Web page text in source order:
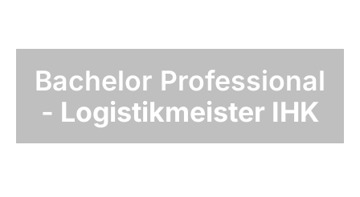
Bachelor Professional
- Logistikmeister IHK